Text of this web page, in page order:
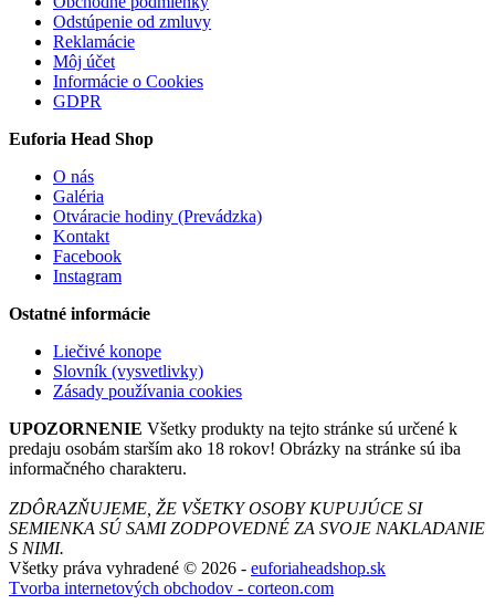
Odstúpenie od zmluvy
Reklamácie
Môj účet
Informácie o Cookies
GDPR
Euforia Head Shop
O nás
Galéria
Otváracie hodiny (Prevádzka)
Kontakt
Facebook
Instagram
Ostatné informácie
Liečivé konope
Slovník (vysvetlivky)
Zásady používania cookies
UPOZORNENIE Všetky produkty na tejto stránke sú určené k
predaju osobám starším ako 18 rokov! Obrázky na stránke sú iba
informačného charakteru.
ZDÔRAZŇUJEME, ŽE VŠETKY OSOBY KUPUJÚCE SI
SEMIENKA SÚ SAMI ZODPOVEDNÉ ZA SVOJE NAKLADANIE
S NIMI.
Všetky práva vyhradené © 2026 - euforiaheadshop.sk
Tvorba internetových obchodov - corteon.com